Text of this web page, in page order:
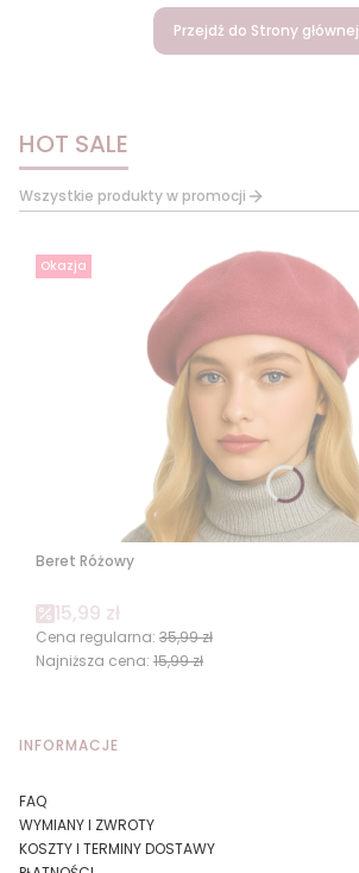
Przejdź do Strony głównej
HOT SALE
Wszystkie produkty w promocji
Okazja
Beret Różowy
Cena promocyjna
15,99 zł
Cena regularna: 35,99 zł
Najniższa cena: 15,99 zł
Linki w stopce
INFORMACJE
FAQ
WYMIANY I ZWROTY
KOSZTY I TERMINY DOSTAWY